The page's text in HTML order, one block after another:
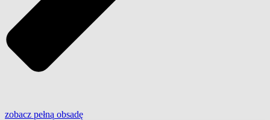
zobacz pełną obsadę